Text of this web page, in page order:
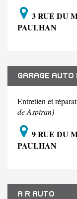
3 RUE DU
PAULHAN
GARAGE AUTO
Entretien et
de Aspiran)
9 RUE DU
PAULHAN
A R AUTO